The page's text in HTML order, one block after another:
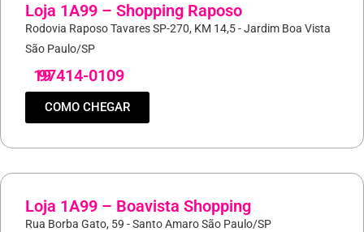
Loja 1A99 – Shopping Raposo
Rodovia Raposo Tavares SP-270, KM 14,5 - Jardim Boa Vista
São Paulo/SP
19
97414-0109
COMO CHEGAR
Loja 1A99 – Boavista Shopping
Rua Borba Gato, 59 - Santo Amaro São Paulo/SP